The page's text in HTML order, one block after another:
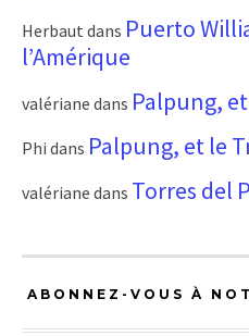
Herbaut dans Puerto
l’Amérique
valériane dans Palpung,
Phi dans Palpung, et le
valériane dans Torres del
ABONNEZ-VOUS À